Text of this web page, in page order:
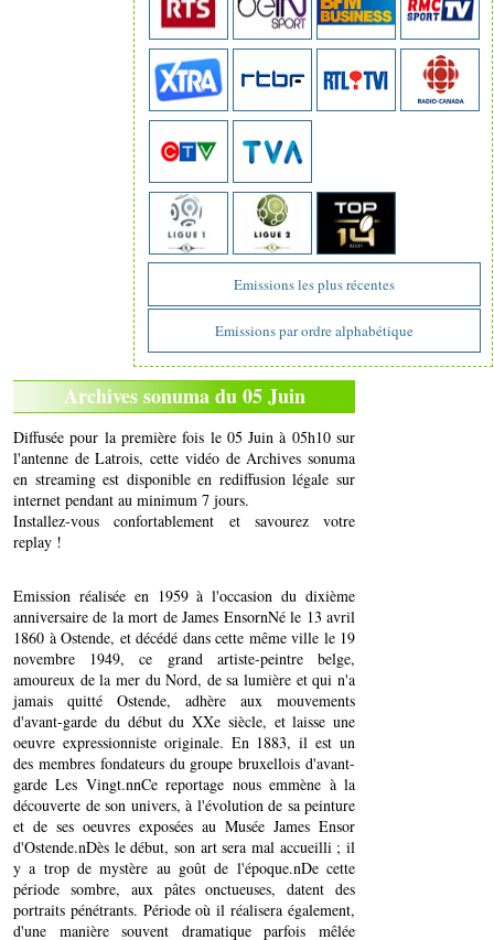
Emissions les plus récentes
Emissions par ordre alphabétique
Archives sonuma du 05 Juin
Diffusée pour la première fois le 05 Juin à 05h10 sur
l'antenne de Latrois, cette vidéo de Archives sonuma
en streaming est disponible en rediffusion légale sur
internet pendant au minimum 7 jours.
Installez-vous confortablement et savourez votre
replay !
Emission réalisée en 1959 à l'occasion du dixième
anniversaire de la mort de James EnsornNé le 13 avril
1860 à Ostende, et décédé dans cette même ville le 19
novembre 1949, ce grand artiste-peintre belge,
amoureux de la mer du Nord, de sa lumière et qui n'a
jamais quitté Ostende, adhère aux mouvements
d'avant-garde du début du XXe siècle, et laisse une
oeuvre expressionniste originale. En 1883, il est un
des membres fondateurs du groupe bruxellois d'avant-
garde Les Vingt.nnCe reportage nous emmène à la
découverte de son univers, à l'évolution de sa peinture
et de ses oeuvres exposées au Musée James Ensor
d'Ostende.nDès le début, son art sera mal accueilli ; il
y a trop de mystère au goût de l'époque.nDe cette
période sombre, aux pâtes onctueuses, datent des
portraits pénétrants. Période où il réalisera également,
d'une manière souvent dramatique parfois mêlée